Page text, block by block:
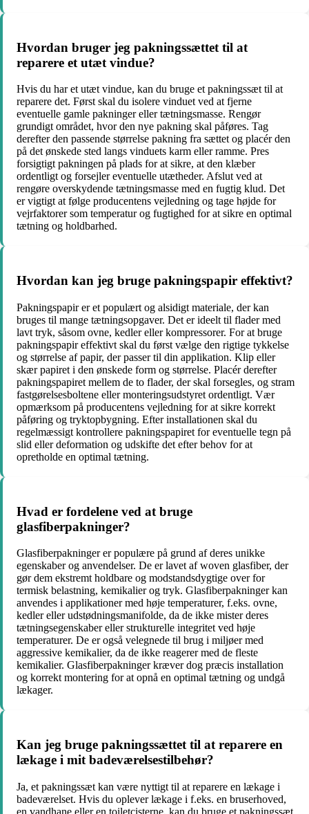
Hvordan bruger jeg pakningssættet til at
reparere et utæt vindue?
Hvis du har et utæt vindue, kan du bruge et pakningssæt til at
reparere det. Først skal du isolere vinduet ved at fjerne
eventuelle gamle pakninger eller tætningsmasse. Rengør
grundigt området, hvor den nye pakning skal påføres. Tag
derefter den passende størrelse pakning fra sættet og placér den
på det ønskede sted langs vinduets karm eller ramme. Pres
forsigtigt pakningen på plads for at sikre, at den klæber
ordentligt og forsejler eventuelle utætheder. Afslut ved at
rengøre overskydende tætningsmasse med en fugtig klud. Det
er vigtigt at følge producentens vejledning og tage højde for
vejrfaktorer som temperatur og fugtighed for at sikre en optimal
tætning og holdbarhed.
Hvordan kan jeg bruge pakningspapir effektivt?
Pakningspapir er et populært og alsidigt materiale, der kan
bruges til mange tætningsopgaver. Det er ideelt til flader med
lavt tryk, såsom ovne, kedler eller kompressorer. For at bruge
pakningspapir effektivt skal du først vælge den rigtige tykkelse
og størrelse af papir, der passer til din applikation. Klip eller
skær papiret i den ønskede form og størrelse. Placér derefter
pakningspapiret mellem de to flader, der skal forsegles, og stram
fastgørelsesboltene eller monteringsudstyret ordentligt. Vær
opmærksom på producentens vejledning for at sikre korrekt
påføring og tryktopbygning. Efter installationen skal du
regelmæssigt kontrollere pakningspapiret for eventuelle tegn på
slid eller deformation og udskifte det efter behov for at
opretholde en optimal tætning.
Hvad er fordelene ved at bruge
glasfiberpakninger?
Glasfiberpakninger er populære på grund af deres unikke
egenskaber og anvendelser. De er lavet af woven glasfiber, der
gør dem ekstremt holdbare og modstandsdygtige over for
termisk belastning, kemikalier og tryk. Glasfiberpakninger kan
anvendes i applikationer med høje temperaturer, f.eks. ovne,
kedler eller udstødningsmanifolde, da de ikke mister deres
tætningsegenskaber eller strukturelle integritet ved høje
temperaturer. De er også velegnede til brug i miljøer med
aggressive kemikalier, da de ikke reagerer med de fleste
kemikalier. Glasfiberpakninger kræver dog præcis installation
og korrekt montering for at opnå en optimal tætning og undgå
lækager.
Kan jeg bruge pakningssættet til at reparere en
lækage i mit badeværelsestilbehør?
Ja, et pakningssæt kan være nyttigt til at reparere en lækage i
badeværelset. Hvis du oplever lækage i f.eks. en bruserhoved,
en vandhane eller en toiletcisterne, kan du bruge et pakningssæt